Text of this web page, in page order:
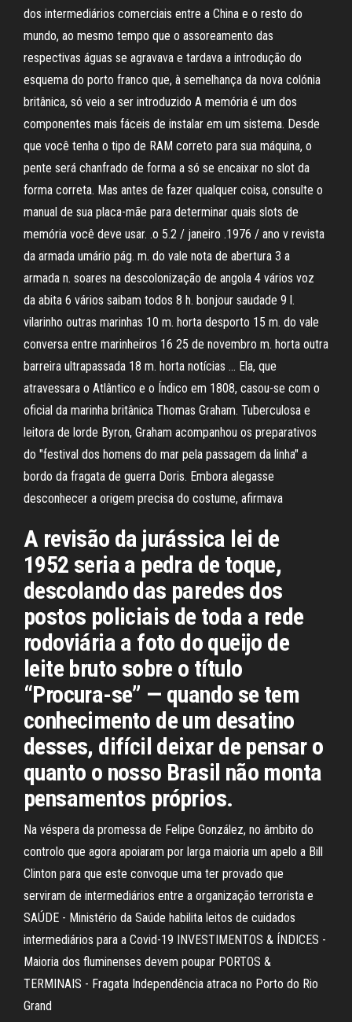
dos intermediários comerciais entre a China e o resto do
mundo, ao mesmo tempo que o assoreamento das
respectivas águas se agravava e tardava a introdução do
esquema do porto franco que, à semelhança da nova colónia
britânica, só veio a ser introduzido A memória é um dos
componentes mais fáceis de instalar em um sistema. Desde
que você tenha o tipo de RAM correto para sua máquina, o
pente será chanfrado de forma a só se encaixar no slot da
forma correta. Mas antes de fazer qualquer coisa, consulte o
manual de sua placa-mãe para determinar quais slots de
memória você deve usar. .o 5.2 / janeiro .1976 / ano v revista
da armada umário pág. m. do vale nota de abertura 3 a
armada n. soares na descolonização de angola 4 vários voz
da abita 6 vários saibam todos 8 h. bonjour saudade 9 l.
vilarinho outras marinhas 10 m. horta desporto 15 m. do vale
conversa entre marinheiros 16 25 de novembro m. horta outra
barreira ultrapassada 18 m. horta notícias … Ela, que
atravessara o Atlântico e o Índico em 1808, casou-se com o
oficial da marinha britânica Thomas Graham. Tuberculosa e
leitora de lorde Byron, Graham acompanhou os preparativos
do "festival dos homens do mar pela passagem da linha" a
bordo da fragata de guerra Doris. Embora alegasse
desconhecer a origem precisa do costume, afirmava
A revisão da jurássica lei de
1952 seria a pedra de toque,
descolando das paredes dos
postos policiais de toda a rede
rodoviária a foto do queijo de
leite bruto sobre o título
“Procura-se” — quando se tem
conhecimento de um desatino
desses, difícil deixar de pensar o
quanto o nosso Brasil não monta
pensamentos próprios.
Na véspera da promessa de Felipe González, no âmbito do
controlo que agora apoiaram por larga maioria um apelo a Bill
Clinton para que este convoque uma ter provado que
serviram de intermediários entre a organização terrorista e
SAÚDE - Ministério da Saúde habilita leitos de cuidados
intermediários para a Covid-19 INVESTIMENTOS & ÍNDICES -
Maioria dos fluminenses devem poupar PORTOS &
TERMINAIS - Fragata Independência atraca no Porto do Rio
Grand